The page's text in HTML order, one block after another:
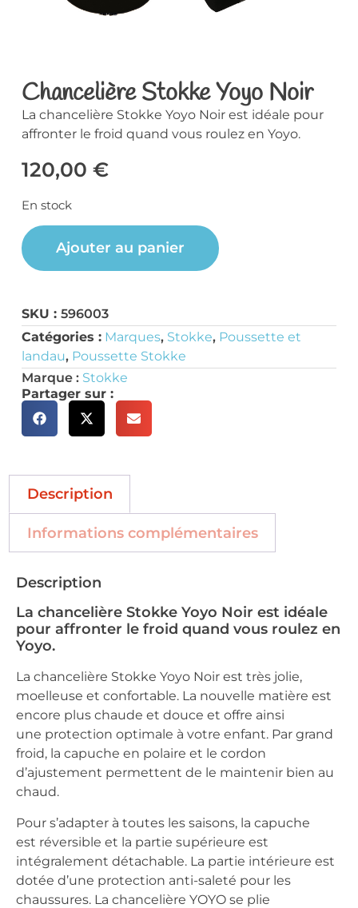
Chancelière Stokke Yoyo Noir
La chancelière Stokke Yoyo Noir est idéale pour
affronter le froid quand vous roulez en Yoyo.
120,00 €
En stock
Ajouter au panier
SKU : 596003
Catégories : Marques, Stokke, Poussette et
landau, Poussette Stokke
Marque : Stokke
Partager sur :
Description
Informations complémentaires
Description
La chancelière Stokke Yoyo Noir est idéale
pour affronter le froid quand vous roulez en
Yoyo.
La chancelière Stokke Yoyo Noir est très jolie,
moelleuse et confortable. La nouvelle matière est
encore plus chaude et douce et offre ainsi
une protection optimale à votre enfant. Par grand
froid, la capuche en polaire et le cordon
d’ajustement permettent de le maintenir bien au
chaud.
Pour s’adapter à toutes les saisons, la capuche
est réversible et la partie supérieure est
intégralement détachable. La partie intérieure est
dotée d’une protection anti-saleté pour les
chaussures. La chancelière YOYO se plie